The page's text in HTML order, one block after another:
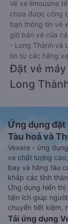
Vé xe limousine
chưa được công
bạn thông tin vé
giờ bán vé của
- Long Thành và
tin từ các hãng
Đặt vé
Long
Ứng dụng đặt
Tàu hoả và
Vexere - ứng
xe chất lượng
bay và hãng tàu
khắp các tỉnh
Ứng dụng hiển
tiện ích giúp
chuyển tiết kiệm,
Tải ứng dụng